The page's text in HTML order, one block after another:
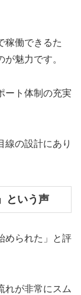
稼働できるた
魅力です。
ート体制の充実
線の設計にあり
という声
められた」と評
れが非常にスム